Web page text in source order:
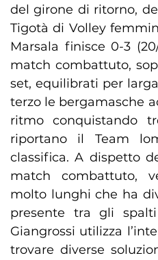
del girone di ritorno,
Tigotà di Volley
Marsala finisce 0-3
match combattuto,
set, equilibrati per
terzo le bergamasche
ritmo conquistando
riportano il Team
classifica. A dispetto
match combattuto,
molto lunghi che ha
presente tra gli
Giangrossi utilizza
trovare diverse